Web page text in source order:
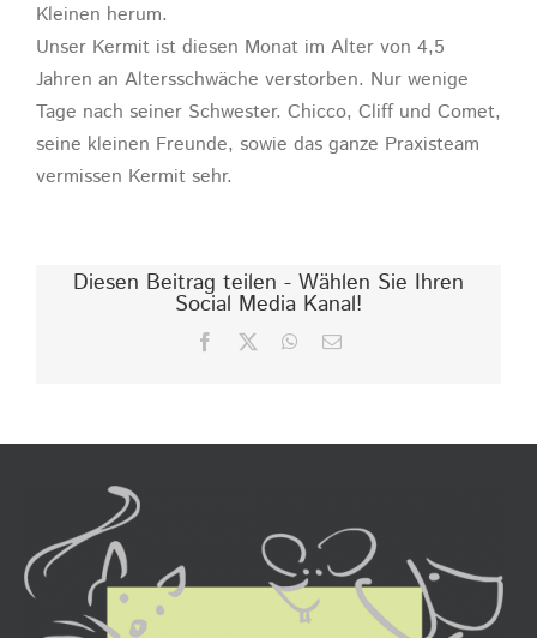
Kleinen herum.
Unser Kermit ist diesen Monat im Alter von 4,5
Jahren an Altersschwäche verstorben. Nur wenige
Tage nach seiner Schwester. Chicco, Cliff und Comet,
seine kleinen Freunde, sowie das ganze Praxisteam
vermissen Kermit sehr.
Diesen Beitrag teilen - Wählen Sie Ihren
Social Media Kanal!
Facebook WhatsApp
E-